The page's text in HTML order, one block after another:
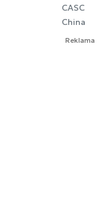
CASC
China
Reklama